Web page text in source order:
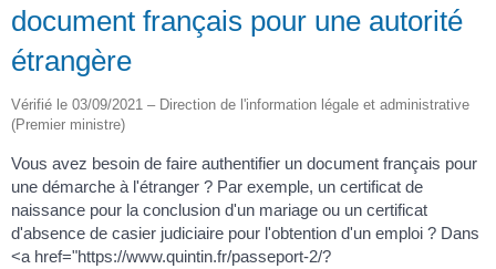
document français pour une autorité
étrangère
Vérifié le 03/09/2021 – Direction de l'information légale et administrative
(Premier ministre)
Vous avez besoin de faire authentifier un document français pour
une démarche à l'étranger ? Par exemple, un certificat de
naissance pour la conclusion d'un mariage ou un certificat
d'absence de casier judiciaire pour l'obtention d'un emploi ? Dans
<a href="https://www.quintin.fr/passeport-2/?